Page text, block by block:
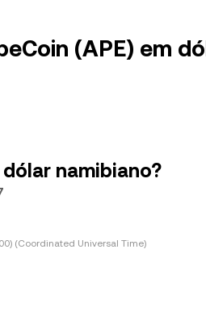
(APE) em
namibiano?
(Coordinated Universal Time)